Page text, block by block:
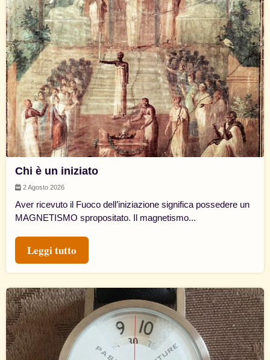
Chi è un iniziato
2 Agosto 2026
Aver ricevuto il Fuoco dell’iniziazione significa possedere un
MAGNETISMO spropositato. Il magnetismo...
Leggi tutto